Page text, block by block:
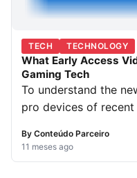
TECH TECHNOLOGY
What Early Access
Gaming Tech
To understand the
pro devices of
By Conteúdo Parceiro
11 meses ago